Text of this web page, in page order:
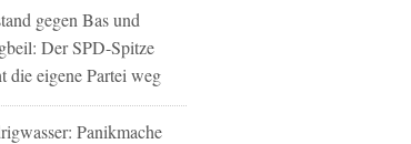
gegen Bas und
Der SPD-Spitze
die eigene Partei weg
Panikmache